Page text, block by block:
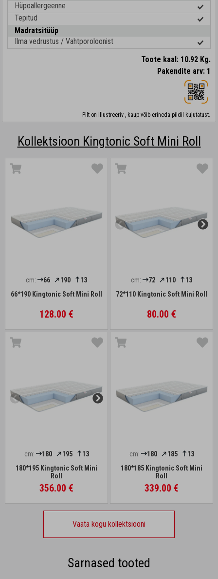
Hüpoallergeenne
Tepitud
Madratsitüüp
Ilma vedrustus / Vahtporoloonist
Toote kaal: 10.92 Kg.
Pakendite arv: 1
Pilt on illustreeriv , kaup võib erineda pildil kujutatust.
Kollektsioon Kingtonic Soft Mini Roll
cm: 66 190
13
66*190 Kingtonic Soft Mini Roll
128.00 €
cm: 72 110
13
72*110 Kingtonic Soft Mini Roll
80.00 €
cm: 180 195
13
180*195 Kingtonic Soft Mini
Roll
356.00 €
cm: 180 185
13
180*185 Kingtonic Soft Mini
Roll
339.00 €
Vaata kogu kollektsiooni
Sarnased tooted